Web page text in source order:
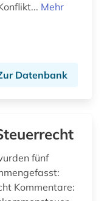
Mehr
Datenbank
fünf